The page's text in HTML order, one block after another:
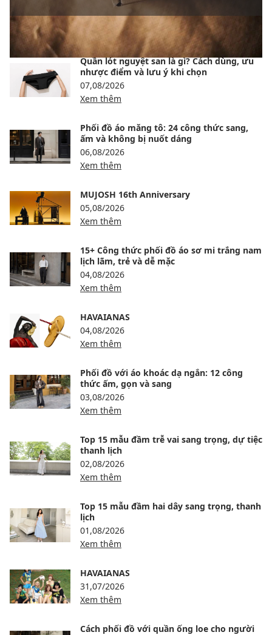
BÀI VIẾT NỔI BẬT
Quần lót nguyệt san là gì? Cách dùng, ưu
nhược điểm và lưu ý khi chọn
07,08/2026
Xem thêm
Phối đồ áo măng tô: 24 công thức sang,
ấm và không bị nuốt dáng
06,08/2026
Xem thêm
MUJOSH 16th Anniversary
05,08/2026
Xem thêm
15+ Công thức phối đồ áo sơ mi trắng nam
lịch lãm, trẻ và dễ mặc
04,08/2026
Xem thêm
HAVAIANAS
04,08/2026
Xem thêm
Phối đồ với áo khoác dạ ngắn: 12 công
thức ấm, gọn và sang
03,08/2026
Xem thêm
Top 15 mẫu đầm trễ vai sang trọng, dự tiệc
thanh lịch
02,08/2026
Xem thêm
Top 15 mẫu đầm hai dây sang trọng, thanh
lịch
01,08/2026
Xem thêm
HAVAIANAS
31,07/2026
Xem thêm
Cách phối đồ với quần ống loe cho người